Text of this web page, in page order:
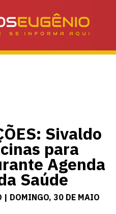
Sivaldo
para
Agenda
Saúde
| DOMINGO, 30 DE MAIO